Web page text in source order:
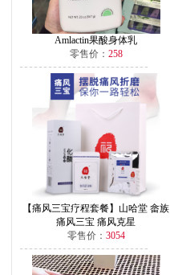
Amlactin果酸身体乳
零售价： 258
【痛风三宝疗程套餐】山哈堂 畲族
痛风三宝 痛风克星
零售价： 3054